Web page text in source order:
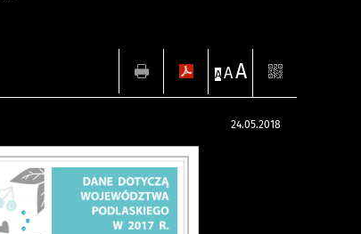
A AA
24.05.2018